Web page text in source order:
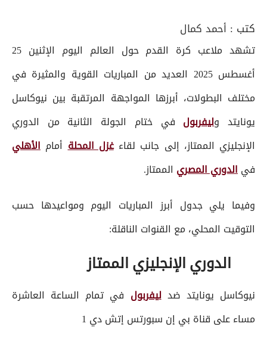
كتب : أحمد كمال
تشهد ملاعب كرة القدم حول العالم اليوم الإثنين 25
أغسطس 2025 العديد من المباريات القوية والمثيرة في
مختلف البطولات، أبرزها المواجهة المرتقبة بين نيوكاسل
يونايتد وليفربول في ختام الجولة الثانية من الدوري
الإنجليزي الممتاز، إلى جانب لقاءغزل المحلةأمام الأهلي
فيالدوري المصري الممتاز.
وفيما يلي جدول أبرز المباريات اليوم ومواعيدها حسب
التوقيت المحلي، مع القنوات الناقلة:
الدوري الإنجليزي الممتاز
نيوكاسل يونايتد ضدليفربول في تمام الساعة العاشرة
مساء على قناة بي إن سبورتس إتش دي 1